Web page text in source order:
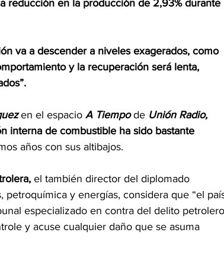
reducción en la producción de 2,93% durante
va a descender a niveles exagerados, como
y la recuperación será lenta,
en el espacio A Tiempo de Unión Radio,
interna de combustible ha sido bastante
años con sus altibajos.
el también director del diplomado
petroquímica y energías, considera que “el
especializado en contra del delito
y acuse cualquier daño que se asuma